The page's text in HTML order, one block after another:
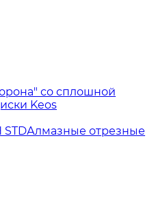
со сплошной
Keos
Алмазные отрезные